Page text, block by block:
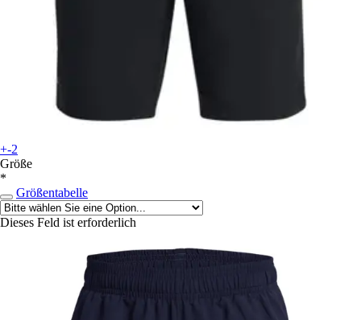
+-2
Größe
*
Größentabelle
Dieses Feld ist erforderlich